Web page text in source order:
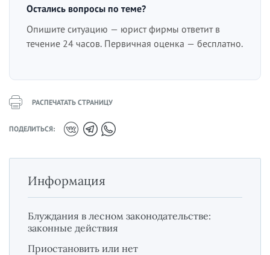
Остались вопросы по теме?
Опишите ситуацию — юрист фирмы ответит в
течение 24 часов. Первичная оценка — бесплатно.
РАСПЕЧАТАТЬ СТРАНИЦУ
ПОДЕЛИТЬСЯ:
Информация
Блуждания в лесном законодательстве:
законные действия
Приостановить или нет